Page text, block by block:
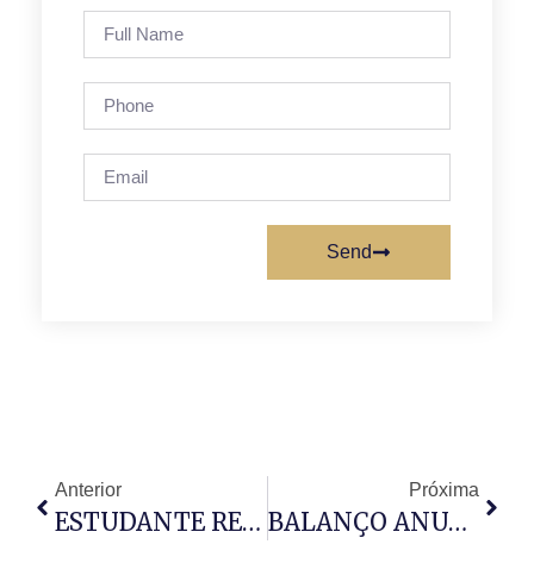
Send
Anterior
ESTUDANTE RECEBE NOTA “ZERO”
Próxima
BALANÇO ANUAL DE APLICATIVOS DA BÍBLIA REVELA